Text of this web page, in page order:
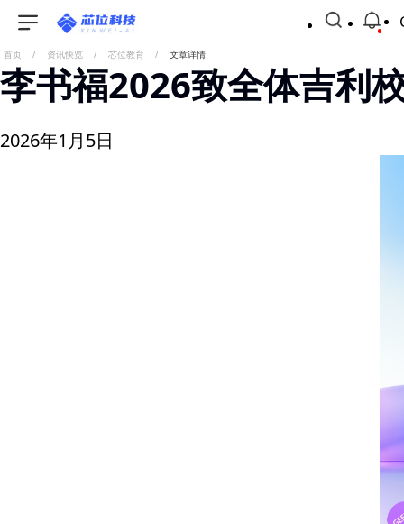
首页 / 资讯快览 / 芯位教育 / 文章详情
李书福2026致全体吉利
2026年1月5日